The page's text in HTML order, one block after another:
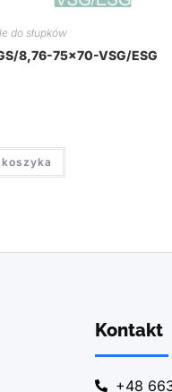
do słupków
8,76-75×70-VSG/ESG
koszyka
Kontakt
+48